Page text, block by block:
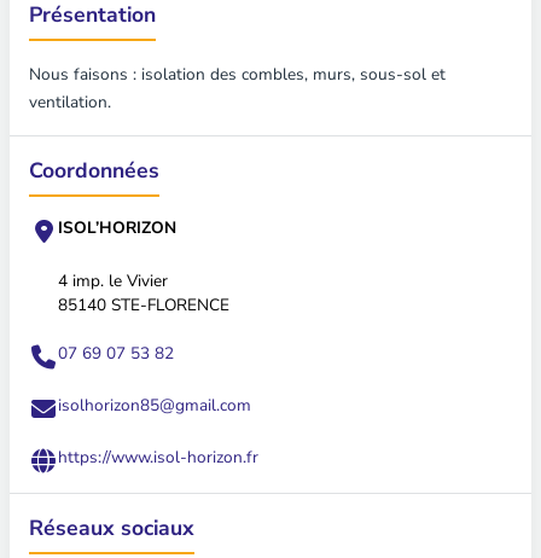
Présentation
Nous faisons : isolation des combles, murs, sous-sol et
ventilation.
Coordonnées
ISOL’HORIZON
4 imp. le Vivier
85140 STE-FLORENCE
07 69 07 53 82
isolhorizon85@gmail.com
https://www.isol-horizon.fr
Réseaux sociaux